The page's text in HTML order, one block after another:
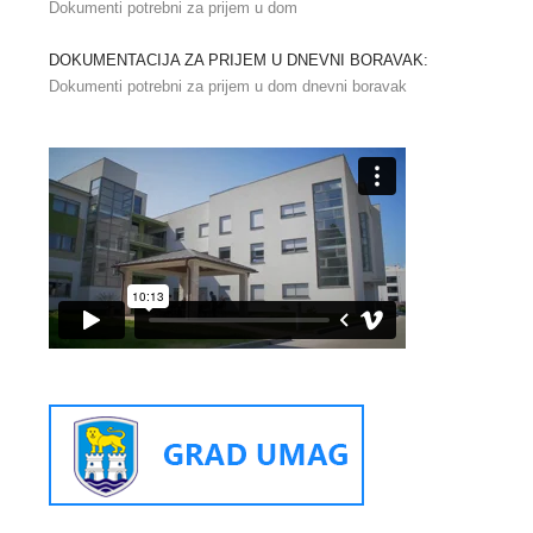
Dokumenti potrebni za prijem u dom
DOKUMENTACIJA ZA PRIJEM U DNEVNI BORAVAK:
Dokumenti potrebni za prijem u dom dnevni boravak